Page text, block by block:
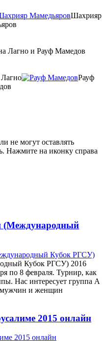
Шахрияр
Лагно и Рауф Мамедов
Рауф
не могут оставлять
Нажмите на иконку справа
(Международный
Кубок РГСУ) 2016
по 8 февраля. Турнир, как
Нас интересует группа А
мужчин и женщин
2015 онлайн